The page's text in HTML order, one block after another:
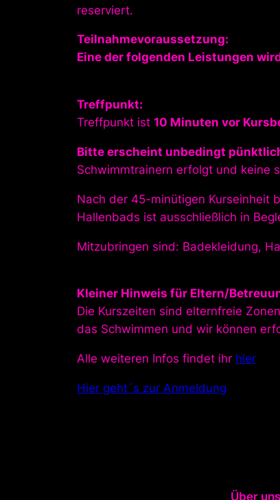
reserviert.
Teilnahmevoraussetzung:
Eine der folgenden Leistungen
Treffpunkt:
Treffpunkt ist 10 Minuten vor
Bitte erscheint unbedingt
Schwimmtrainern erfolgt und keine
Nach der 45-minütigen Kurseinheit
Hallenbads ist ausschließlich in
Mitzubringen sind: Badekleidung,
Kleiner Hinweis für Eltern/
Die Kurszeiten sind elternfreie
das Schwimmen und wir können
Alle weiteren Infos findet ihr hier
Hier geht´s zur Anmeldung
Über uns